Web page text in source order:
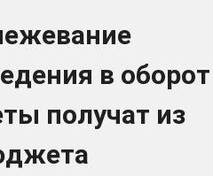
в оборот
получат из